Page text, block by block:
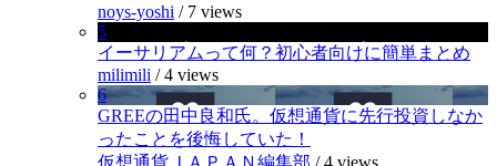
noys-yoshi / 7 views
5
イーサリアムって何？初心者向けに簡単まとめ
milimili /4 views
6
GREEの田中良和氏。仮想通貨に先行投資しなか
ったことを後悔していた！
仮想通貨ＪＡＰＡＮ編集部 /4 views